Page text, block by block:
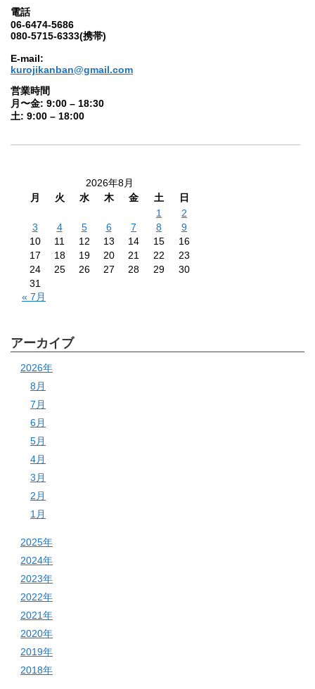
電話
06-6474-5686
080-5715-6333(携帯)
E-mail:
kurojikanban@gmail.com
営業時間
月〜金: 9:00 – 18:30
土: 9:00 – 18:00
2026年8月
月
火 水 木 金 土
日
1
2
3
4 5 6 7 8
9
10
11 12 13 14 15
16
17
18 19 20 21 22
23
24
25 26 27 28 29
30
31
« 7月
アーカイブ
2026年
8月
7月
6月
5月
4月
3月
2月
1月
2025年
2024年
2023年
2022年
2021年
2020年
2019年
2018年